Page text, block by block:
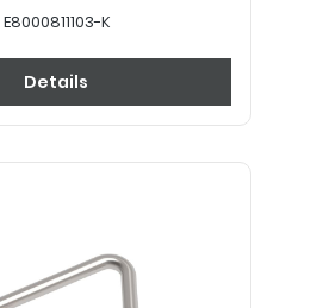
E8000811103-K
Details